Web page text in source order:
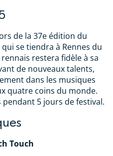
de la 37e édition du
qui se tiendra à Rennes du
restera fidèle à sa
de nouveaux talents,
dans les musiques
quatre coins du monde.
5 jours de festival.
Touch